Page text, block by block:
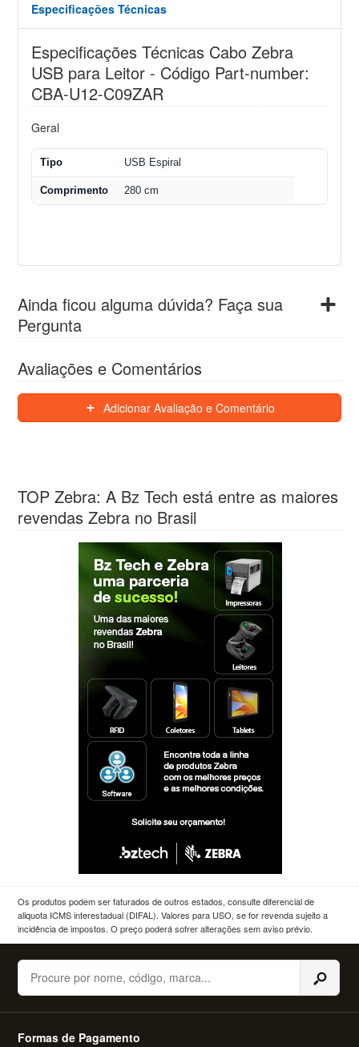
Especificações Técnicas
Especificações Técnicas Cabo Zebra
USB para Leitor - Código Part-number:
CBA-U12-C09ZAR
Geral
Tipo USB Espiral
Comprimento 280 cm
Ainda ficou alguma dúvida? Faça sua
Pergunta
Avaliações e Comentários
Adicionar Avaliação e Comentário
TOP Zebra: A Bz Tech está entre as maiores
revendas Zebra no Brasil
Os produtos podem ser faturados de outros estados, consulte diferencial de
aliquota ICMS interestadual (DIFAL). Valores para USO, se for revenda sujeito a
incidência de impostos. O preço poderá sofrer alterações sem aviso prévio.
Buscar
Formas de Pagamento